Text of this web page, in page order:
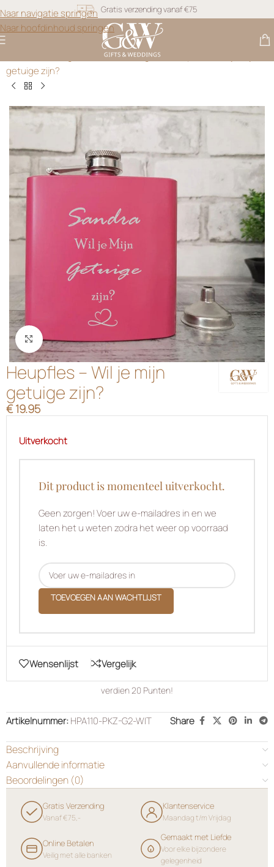
Naar navigatie springen
Naar hoofdinhoud springen
Snel geleverd
Gratis personalisatie
Cadeau Getuigen
getuige zijn?
Klik om te vergroten
Heupfles – Wil je mijn
getuige zijn?
€ 19.95
Uitverkocht
Dit product is momenteel uitverkocht.
Geen zorgen! Voer uw e-mailadres in en we
laten het u weten zodra het weer op voorraad
is.
TOEVOEGEN AAN WACHTLIJST
Wensenlijst Vergelijk
verdien20 Punten!
Artikelnummer:HPA110-PKZ-G2-WIT Share
Beschrijving
Aanvullende informatie
Beoordelingen (0)
Gratis Verzending
Vanaf €75,-
Klantenservice
Maandag t/m Vrijdag
Online Betalen
Veilig met alle banken
Gemaakt met Liefde
Voor elke bijzondere
gelegenheid